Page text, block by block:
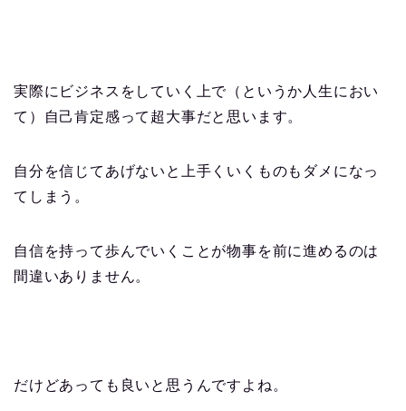
実際にビジネスをしていく上で（というか人生におい
て）自己肯定感って超大事だと思います。
自分を信じてあげないと上手くいくものもダメになっ
てしまう。
自信を持って歩んでいくことが物事を前に進めるのは
間違いありません。
だけどあっても良いと思うんですよね。